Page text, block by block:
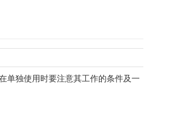
单独使用时要注意其工作的条件及一